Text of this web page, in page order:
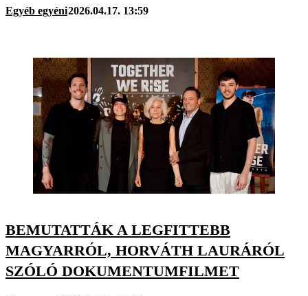
Egyéb egyéni2026.04.17. 13:59
BEMUTATTÁK A LEGFITTEBB
MAGYARRÓL, HORVÁTH LAURÁRÓL
SZÓLÓ DOKUMENTUMFILMET